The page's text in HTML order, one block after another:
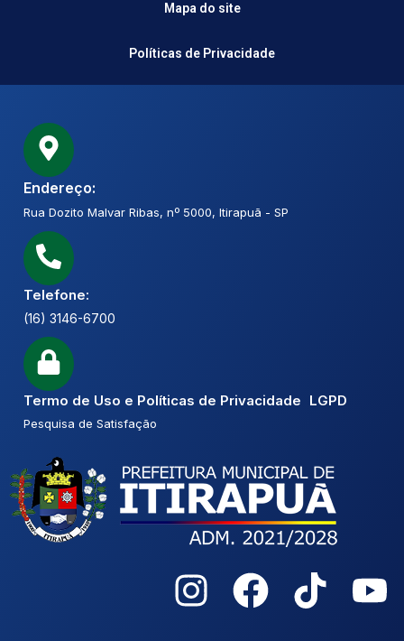
Mapa do site
Políticas de Privacidade
Endereço:
Rua Dozito Malvar Ribas, nº 5000, Itirapuã - SP
Telefone:
(16) 3146-6700
Termo de Uso e Políticas de Privacidade LGPD
Pesquisa de Satisfação